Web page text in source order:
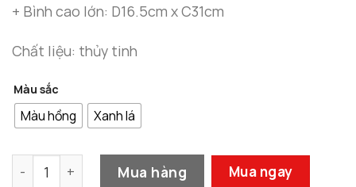
+ Bình cao lớn: D16.5cm x C31cm
Chất liệu: thủy tinh
Màu sắc
Màu hồng Xanh lá
Bộ Bình Cắm Hoa Cổ Rộng số lượng
Mua hàng Mua ngay